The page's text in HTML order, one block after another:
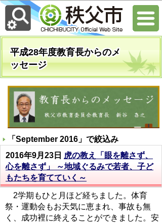
平成28年度教育長からのメ
ッセージ
「 September 2016 」で絞込み
2016年9月23日 虎の教え「眼を離さず、
心を離さず」 ～地域ぐるみで若者、子ど
もたちを育てていく～
2学期もひと月ほど経ちました。体育
祭・運動会もお天気に恵まれ、事故も無
く、成功裡に終えることができました。安